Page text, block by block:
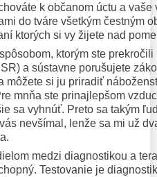
k občanom úctu a vaše
do tváre všetkým čestným
ktorých si vy žijete nad
ktorým ste
a sústavne porušujete
môžete si ju priradiť
mnňa ste prinajlepšom
sa vyhnúť. Preto sa takým
nevšímal, lenže sa mi už
medzi diagnostikou a
Testovanie je